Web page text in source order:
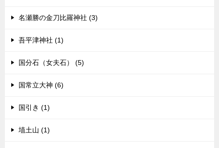
名瀬勝の金刀比羅神社 (3)
吾平津神社 (1)
国分石（女夫石） (5)
国常立大神 (6)
国引き (1)
埴土山 (1)